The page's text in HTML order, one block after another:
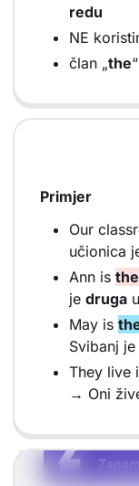
redu
NE
član „the
Primjer
Our
učionica
Ann is
je druga
May is
Svibanj je
They live
→ Oni
Z
Z